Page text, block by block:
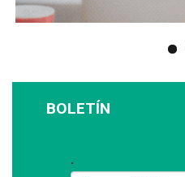
BOLETÍN